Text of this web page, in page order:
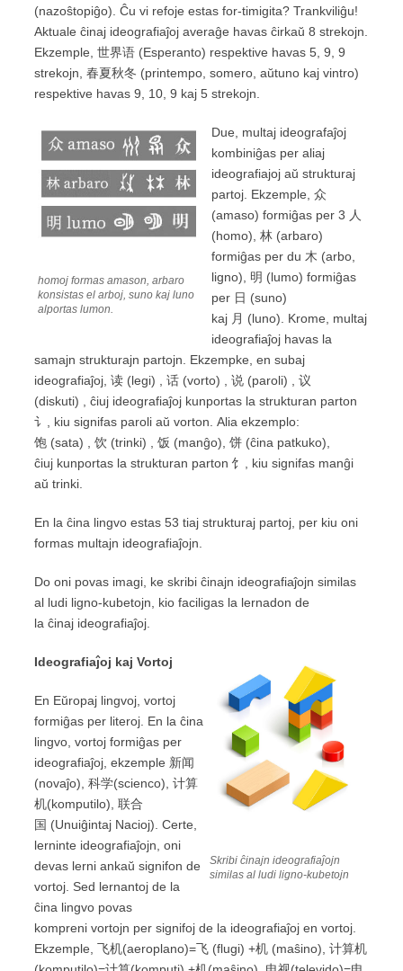
(nazoŝtopiĝo). Ĉu vi refoje estas for-timigita? Trankviliĝu!
Aktuale ĉinaj ideografiaĵoj averaĝe havas ĉirkaŭ 8 strekojn.
Ekzemple, 世界语 (Esperanto) respektive havas 5, 9, 9
strekojn, 春夏秋冬 (printempo, somero, aŭtuno kaj vintro)
respektive havas 9, 10, 9 kaj 5 strekojn.
homoj formas amason, arbaro
konsistas el arboj, suno kaj luno
alportas lumon.
Due, multaj ideografaĵoj
kombiniĝas per aliaj
ideografiajoj aŭ strukturaj
partoj. Ekzemple, 众
(amaso) formiĝas per 3 人
(homo), 林 (arbaro)
formiĝas per du 木 (arbo,
ligno), 明 (lumo) formiĝas
per 日 (suno)
kaj 月 (luno). Krome, multaj
ideografiaĵoj havas la
samajn strukturajn partojn. Ekzempke, en subaj
ideografiaĵoj, 读 (legi) , 话 (vorto) , 说 (paroli) , 议
(diskuti) , ĉiuj ideografiaĵoj kunportas la strukturan parton
讠, kiu signifas paroli aŭ vorton. Alia ekzemplo:
饱 (sata) , 饮 (trinki) , 饭 (manĝo), 饼 (ĉina patkuko),
ĉiuj kunportas la strukturan parton 饣, kiu signifas manĝi
aŭ trinki.
En la ĉina lingvo estas 53 tiaj strukturaj partoj, per kiu oni
formas multajn ideografiaĵojn.
Do oni povas imagi, ke skribi ĉinajn ideografiaĵojn similas
al ludi ligno-kubetojn, kio faciligas la lernadon de
la ĉinaj ideografiaĵoj.
Skribi ĉinajn ideografiaĵojn
similas al ludi ligno-kubetojn
Ideografiaĵoj kaj Vortoj
En Eŭropaj lingvoj, vortoj
formiĝas per literoj. En la ĉina
lingvo, vortoj formiĝas per
ideografiaĵoj, ekzemple 新闻
(novaĵo), 科学(scienco), 计算
机(komputilo), 联合
国 (Unuiĝintaj Nacioj). Certe,
lerninte ideografiaĵojn, oni
devas lerni ankaŭ signifon de
vortoj. Sed lernantoj de la
ĉina lingvo povas
kompreni vortojn per signifoj de la ideografiaĵoj en vortoj.
Ekzemple, 飞机(aeroplano)=飞 (flugi) +机 (maŝino), 计算机